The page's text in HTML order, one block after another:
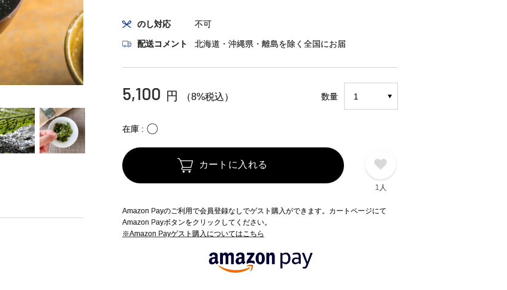
のし対応 不可
配送コメント 北海道・沖縄県・離島を除く全国にお届
5,100 円 （8%税込） 数量
在庫 〇
カートに入れる
1人
Amazon Payのご利用で会員登録なしでゲスト購入ができます。カートページにて
Amazon Payボタンをクリックしてください。
※Amazon Payゲスト購入についてはこちら